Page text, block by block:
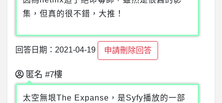
集，但真的很不錯，大推！
回答日期：2021-04-19 申請刪除回答
匿名 #7樓
太空無垠The Expanse，是Syfy播放的一部